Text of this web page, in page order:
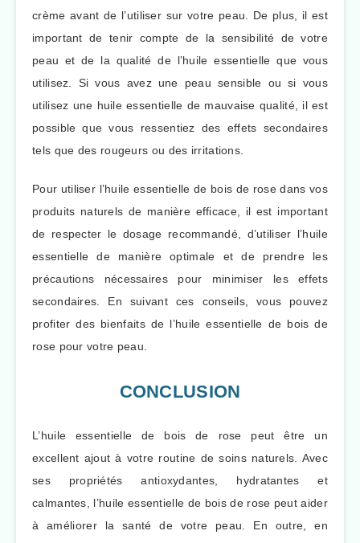
crème avant de l’utiliser sur votre peau. De plus, il est
important de tenir compte de la sensibilité de votre
peau et de la qualité de l’huile essentielle que vous
utilisez. Si vous avez une peau sensible ou si vous
utilisez une huile essentielle de mauvaise qualité, il est
possible que vous ressentiez des effets secondaires
tels que des rougeurs ou des irritations.
Pour utiliser l’huile essentielle de bois de rose dans vos
produits naturels de manière efficace, il est important
de respecter le dosage recommandé, d’utiliser l’huile
essentielle de manière optimale et de prendre les
précautions nécessaires pour minimiser les effets
secondaires. En suivant ces conseils, vous pouvez
profiter des bienfaits de l’huile essentielle de bois de
rose pour votre peau.
CONCLUSION
L’huile essentielle de bois de rose peut être un
excellent ajout à votre routine de soins naturels. Avec
ses propriétés antioxydantes, hydratantes et
calmantes, l’huile essentielle de bois de rose peut aider
à améliorer la santé de votre peau. En outre, en